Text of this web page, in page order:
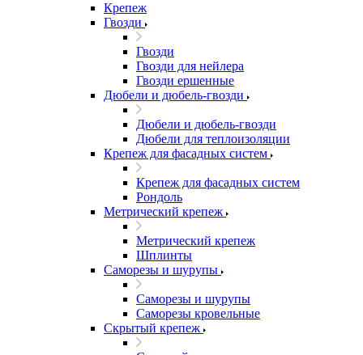
Крепеж
Гвозди
Гвозди
Гвозди для нейлера
Гвозди ершенные
Дюбели и дюбель-гвозди
Дюбели и дюбель-гвозди
Дюбели для теплоизоляции
Крепеж для фасадных систем
Крепеж для фасадных систем
Рондоль
Метрический крепеж
Метрический крепеж
Шплинты
Саморезы и шурупы
Саморезы и шурупы
Саморезы кровельные
Скрытый крепеж